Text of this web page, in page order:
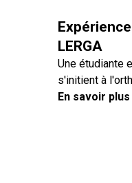
LERGA
Une étudiante
s'initient à
En savoir plus